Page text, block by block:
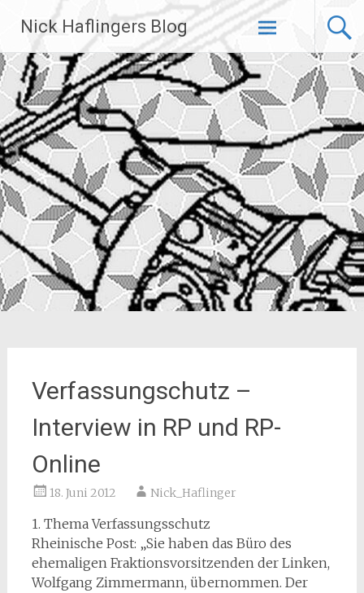
Inhalt
springen
Nick Haflingers Blog
Verfassungschutz –
Interview in RP und RP-
Online
18. Juni 2012 Nick_Haflinger
1. Thema Verfassungsschutz
Rheinische Post: „Sie haben das Büro des
ehemaligen Fraktionsvorsitzenden der Linken,
Wolfgang Zimmermann, übernommen. Der